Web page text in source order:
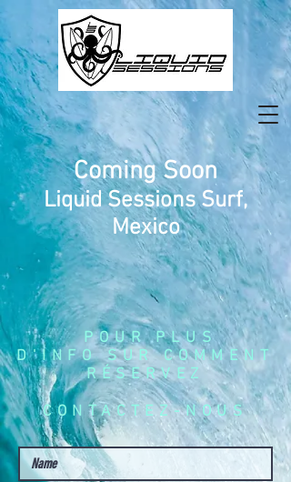
Coming Soon
Liquid Sessions Surf,
Mexico
POUR PLUS
D'INFO SUR COMMENT
RÉSERVEZ
CONTACTEZ-NOUS